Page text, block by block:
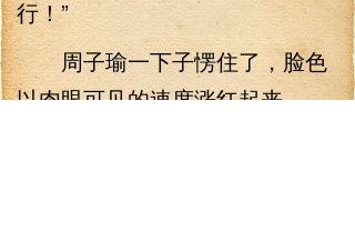
行！”
周子瑜一下子愣住了，脸色
以肉眼可见的速度涨红起来，